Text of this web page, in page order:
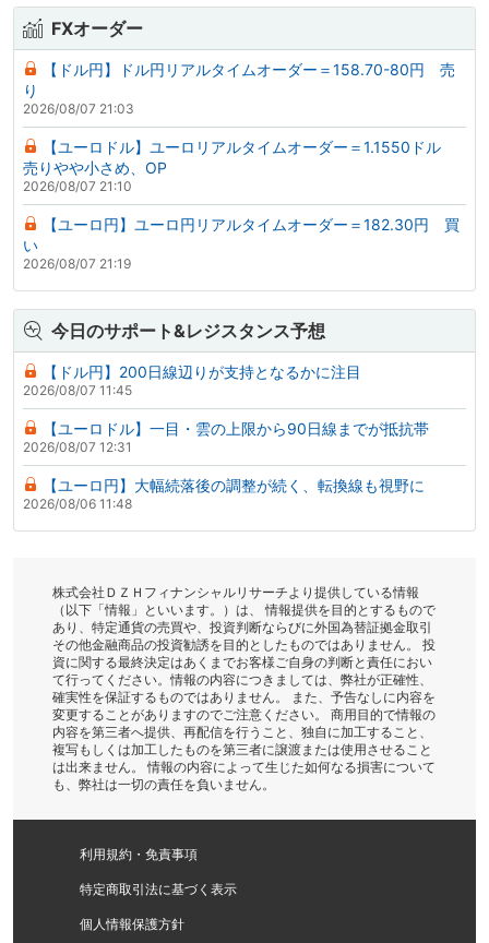
FXオーダー
【ドル円】ドル円リアルタイムオーダー＝158.70-80円 売
り
2026/08/07 21:03
【ユーロドル】ユーロリアルタイムオーダー＝1.1550ドル
売りやや小さめ、OP
2026/08/07 21:10
【ユーロ円】ユーロ円リアルタイムオーダー＝182.30円 買
い
2026/08/07 21:19
今日のサポート&レジスタンス予想
【ドル円】200日線辺りが支持となるかに注目
2026/08/07 11:45
【ユーロドル】一目・雲の上限から90日線までが抵抗帯
2026/08/07 12:31
【ユーロ円】大幅続落後の調整が続く、転換線も視野に
2026/08/06 11:48
株式会社ＤＺＨフィナンシャルリサーチより提供している情報
（以下「情報」といいます。）は、 情報提供を目的とするもので
あり、特定通貨の売買や、投資判断ならびに外国為替証拠金取引
その他金融商品の投資勧誘を目的としたものではありません。 投
資に関する最終決定はあくまでお客様ご自身の判断と責任におい
て行ってください。情報の内容につきましては、弊社が正確性、
確実性を保証するものではありません。 また、予告なしに内容を
変更することがありますのでご注意ください。 商用目的で情報の
内容を第三者へ提供、再配信を行うこと、独自に加工すること、
複写もしくは加工したものを第三者に譲渡または使用させること
は出来ません。 情報の内容によって生じた如何なる損害について
も、弊社は一切の責任を負いません。
利用規約・免責事項
特定商取引法に基づく表示
個人情報保護方針